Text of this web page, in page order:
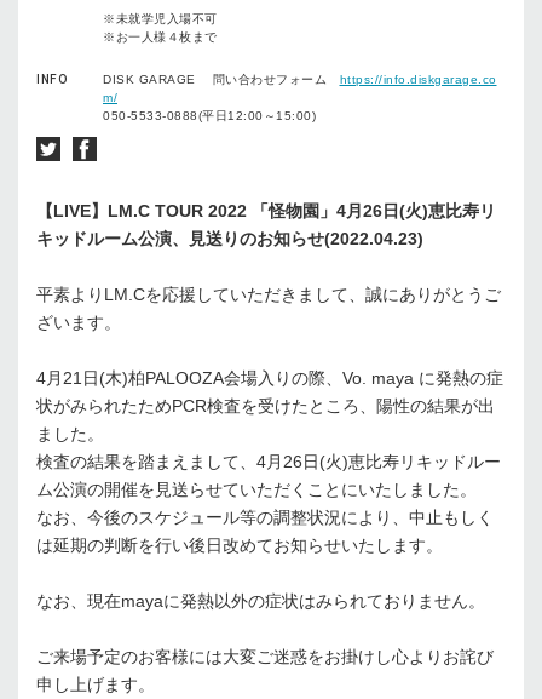
※未就学児入場不可
※お一人様４枚まで
INFO DISK GARAGE 問い合わせフォーム https://info.diskgarage.co
m/
050-5533-0888(平日12:00～15:00)
【LIVE】LM.C TOUR 2022 「怪物園」4月26日(火)恵比寿リ
キッドルーム公演、見送りのお知らせ(2022.04.23)
平素よりLM.Cを応援していただきまして、誠にありがとうご
ざいます。
4月21日(木)柏PALOOZA会場入りの際、Vo. maya に発熱の症
状がみられたためPCR検査を受けたところ、陽性の結果が出
ました。
検査の結果を踏まえまして、4月26日(火)恵比寿リキッドルー
ム公演の開催を見送らせていただくことにいたしました。
なお、今後のスケジュール等の調整状況により、中止もしく
は延期の判断を行い後日改めてお知らせいたします。
なお、現在mayaに発熱以外の症状はみられておりません。
ご来場予定のお客様には大変ご迷惑をお掛けし心よりお詫び
申し上げます。